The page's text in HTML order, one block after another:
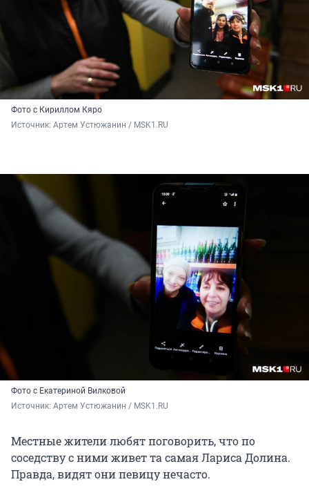
Фото с Кириллом Кяро
Источник: Артем Устюжанин / MSK1.RU
Фото с Екатериной Вилковой
Источник: Артем Устюжанин / MSK1.RU
Местные жители любят поговорить, что по
соседству с ними живет та самая Лариса Долина.
Правда, видят они певицу нечасто.